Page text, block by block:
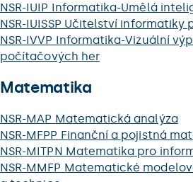
NSR-IUIP Informatika-Umělá
NSR-IUISSP Učitelství informatiky
NSR-IVVP Informatika-Vizuální
počítačových her
Matematika
NSR-MAP Matematická analýza
NSR-MFPP Finanční a pojistná
NSR-MITPN Matematika pro
NSR-MMFP Matematické